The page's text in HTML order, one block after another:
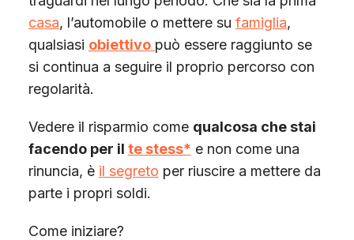
casa, l’automobile o mettere su famiglia,
qualsiasi obiettivo può essere raggiunto se
si continua a seguire il proprio percorso con
regolarità.
Vedere il risparmio come qualcosa che stai
facendo per il te stess* e non come una
rinuncia, è il segreto per riuscire a mettere da
parte i propri soldi.
Come iniziare?